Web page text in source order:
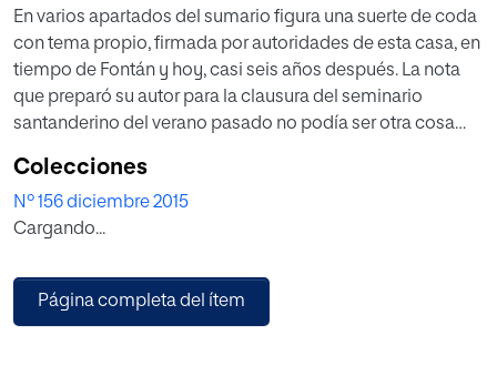
En varios apartados del sumario figura una suerte de coda
con tema propio, firmada por autoridades de esta casa, en
tiempo de Fontán y hoy, casi seis años después. La nota
que preparó su autor para la clausura del seminario
santanderino del verano pasado no podía ser otra cosa
dicha con la naturalidad y cortesía de costumbre en él.
Colecciones
Nº 156 diciembre 2015
Cargando...
Página completa del ítem